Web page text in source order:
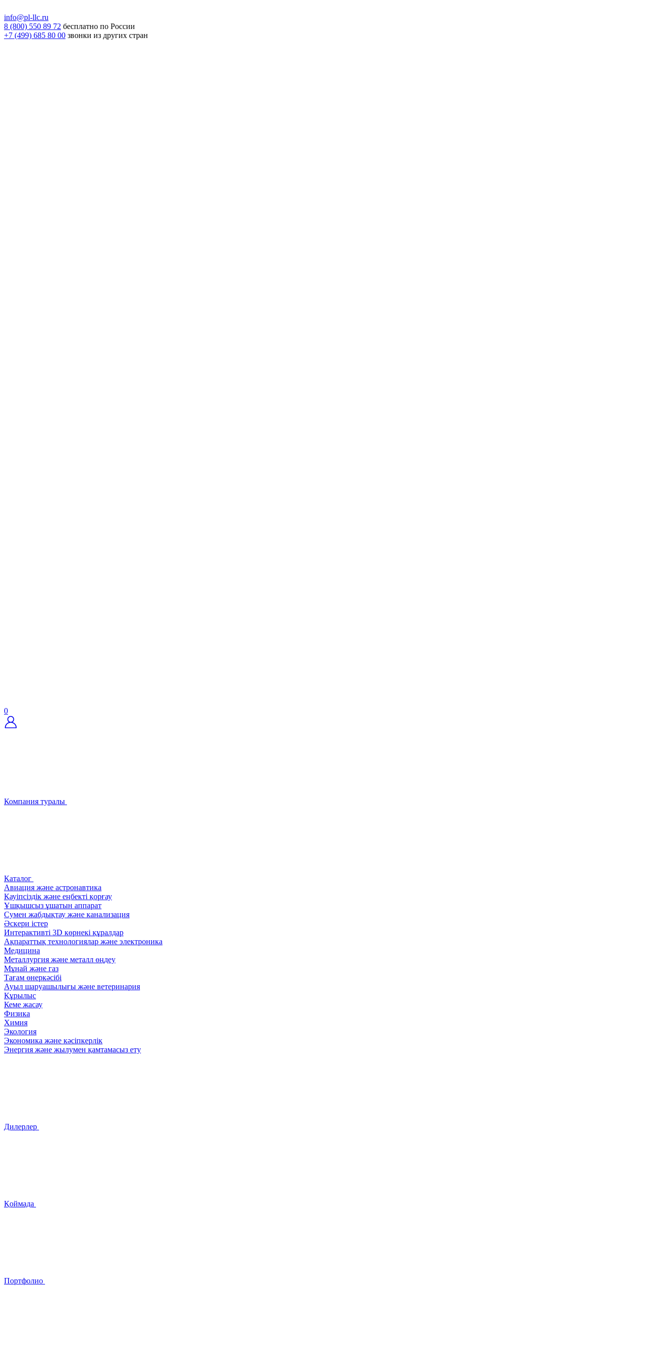
info@pl-llc.ru
8 (800) 550 89 72 бесплатно по России
+7 (499) 685 80 00 звонки из других стран
0
Компания туралы
Каталог
Авиация және астронавтика
Қауіпсіздік және еңбекті қорғау
Ұшқышсыз ұшатын аппарат
Сумен жабдықтау және канализация
Әскери істер
Интерактивті 3D көрнекі құралдар
Ақпараттық технологиялар және электроника
Медицина
Металлургия және металл өңдеу
Мұнай және газ
Тағам өнеркәсібі
Ауыл шаруашылығы және ветеринария
Құрылыс
Кеме жасау
Физика
Химия
Экология
Экономика және кәсіпкерлік
Энергия және жылумен қамтамасыз ету
Дилерлер
Қоймада
Портфолио